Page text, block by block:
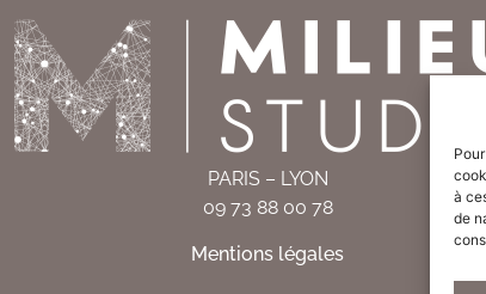
à
de
PARIS – LYON
09 73 88 00 78
Mentions légales